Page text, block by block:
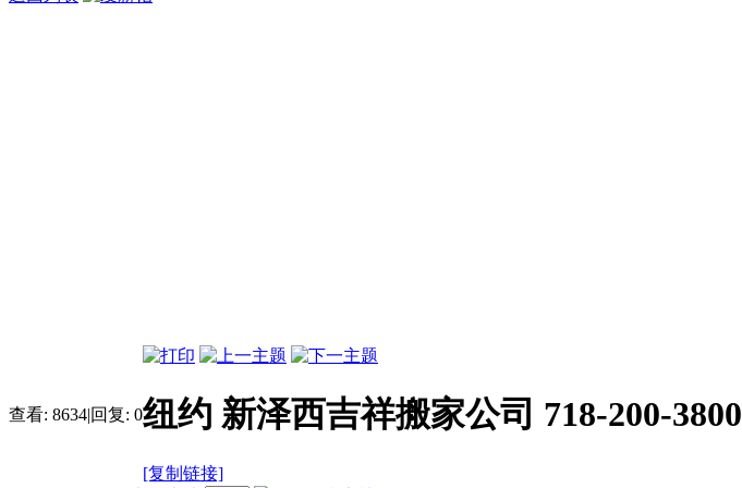
查看: 8634|回复: 0纽约 新泽西吉祥搬家公司 718-200-3800
[复制链接]